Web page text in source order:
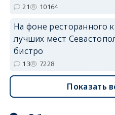
21 10164
На фоне ресторанного
лучших мест
бистро
13 7228
Показать